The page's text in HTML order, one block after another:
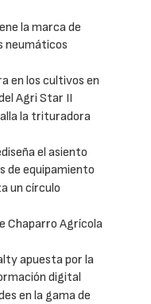
la marca de
neumáticos
en los cultivos en
Agri Star II
la trituradora
el asiento
de equipamiento
un círculo
Chaparro Agrícola
apuesta por la
digital
en la gama de